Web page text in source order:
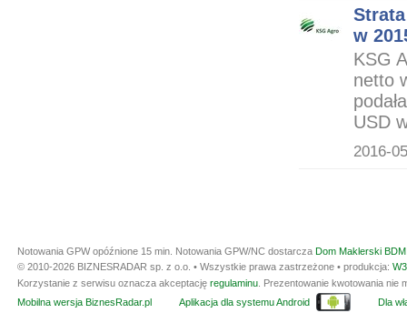
w
KSG
netto
USD
2016-
Notowania GPW opóźnione 15 min. Notowania GPW/NC dostarcza Dom Maklerski
© 2010-2026 BIZNESRADAR sp. z o.o. • Wszystkie prawa zastrzeżone • produkcja:
Korzystanie z serwisu oznacza akceptację regulaminu . Prezentowanie kwotowania
Mobilna wersja BiznesRadar.pl
Aplikacja dla systemu Android Dla